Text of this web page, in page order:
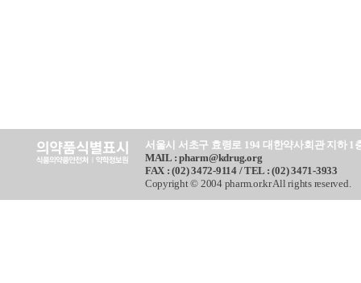
서울시 서초구 효령로 194 대한약사회관 지하 1
MAIL : pharm@kdrug.org
FAX : (02) 3472-9114 / TEL : (02) 3471-3933
Copyright © 2004 pharm.or.kr All rights reserved.